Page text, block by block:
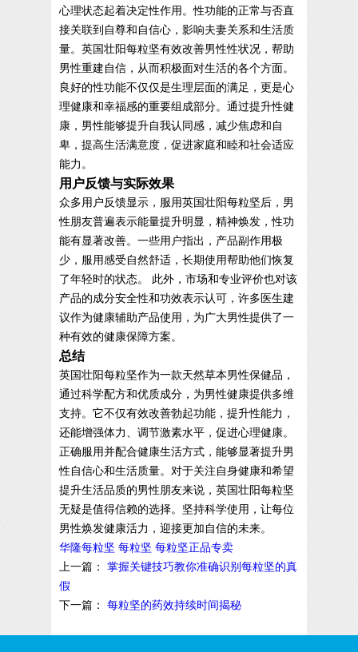
心理状态起着决定性作用。性功能的正常与否直
接关联到自尊和自信心，影响夫妻关系和生活质
量。英国壮阳每粒坚有效改善男性性状况，帮助
男性重建自信，从而积极面对生活的各个方面。
良好的性功能不仅仅是生理层面的满足，更是心
理健康和幸福感的重要组成部分。通过提升性健
康，男性能够提升自我认同感，减少焦虑和自
卑，提高生活满意度，促进家庭和睦和社会适应
能力。
用户反馈与实际效果
众多用户反馈显示，服用英国壮阳每粒坚后，男
性朋友普遍表示能量提升明显，精神焕发，性功
能有显著改善。一些用户指出，产品副作用极
少，服用感受自然舒适，长期使用帮助他们恢复
了年轻时的状态。 此外，市场和专业评价也对该
产品的成分安全性和功效表示认可，许多医生建
议作为健康辅助产品使用，为广大男性提供了一
种有效的健康保障方案。
总结
英国壮阳每粒坚作为一款天然草本男性保健品，
通过科学配方和优质成分，为男性健康提供多维
支持。它不仅有效改善勃起功能，提升性能力，
还能增强体力、调节激素水平，促进心理健康。
正确服用并配合健康生活方式，能够显著提升男
性自信心和生活质量。对于关注自身健康和希望
提升生活品质的男性朋友来说，英国壮阳每粒坚
无疑是值得信赖的选择。坚持科学使用，让每位
男性焕发健康活力，迎接更加自信的未来。
华隆每粒坚 每粒坚 每粒坚正品专卖
上一篇： 掌握关键技巧教你准确识别每粒坚的真
假
下一篇： 每粒坚的药效持续时间揭秘